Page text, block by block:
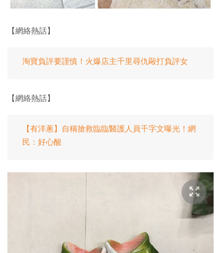
【網絡熱話】
淘寶負評要謹慎！火爆店主千里尋仇毆打負評女
【網絡熱話】
【有洋蔥】自稱搶救臨臨醫護人員千字文曝光！網
民：好心酸